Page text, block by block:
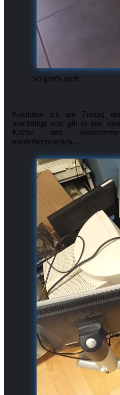
So geht's auch.
Nachdem ich am Freitag
beschäftigt war, gilt es nun
Küche und